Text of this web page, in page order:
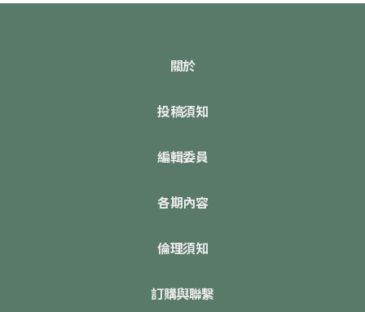
關於
投稿須知
編輯委員
各期內容
倫理須知
訂購與聯繫